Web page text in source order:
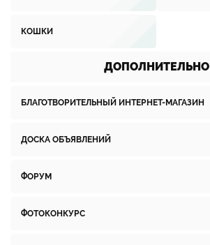
КОШКИ
ДОПОЛНИТЕЛЬНО
БЛАГОТВОРИТЕЛЬНЫЙ ИНТЕРНЕТ-МАГАЗИН
ДОСКА ОБЪЯВЛЕНИЙ
ФОРУМ
ФОТОКОНКУРС